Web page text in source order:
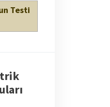
Testi